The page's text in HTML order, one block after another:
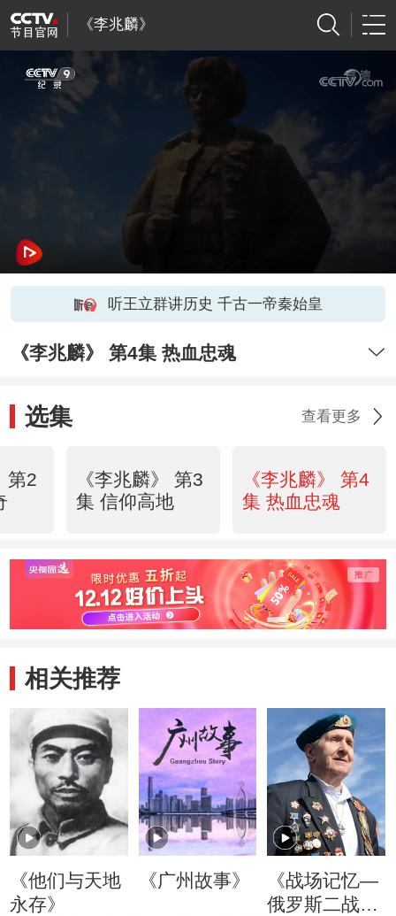
《李兆麟》
听王立群讲历史 千古一帝秦始皇
《李兆麟》 第4集 热血忠魂
选集 查看更多
第2
《李兆麟》 第3
集 信仰高地
《李兆麟》 第4
集 热血忠魂
相关推荐
《他们与天地
永存》
《广州故事》
《战场记忆—
俄罗斯二战老